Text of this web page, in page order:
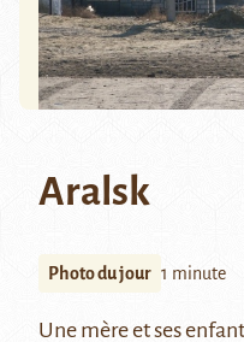
Aralsk
Photo du jour 1 minute
Une mère et ses